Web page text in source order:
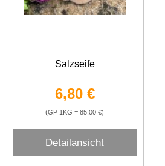
Salzseife
6,80 €
(GP 1KG = 85,00 €)
Detailansicht